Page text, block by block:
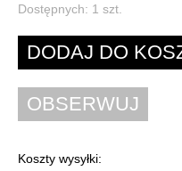
Dostępnych: 1 szt.
Koszty wysyłki: